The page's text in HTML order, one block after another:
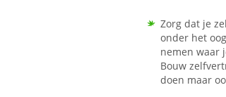
Zorg dat je
onder het
nemen waar
Bouw
doen maar